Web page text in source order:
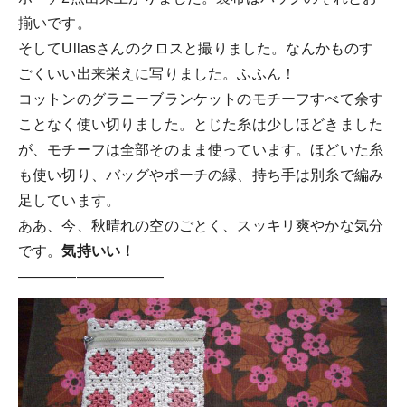
揃いです。
そしてUllasさんのクロスと撮りました。なんかものす
ごくいい出来栄えに写りました。ふふん！
コットンのグラニーブランケットのモチーフすべて余す
ことなく使い切りました。とじた糸は少しほどきました
が、モチーフは全部そのまま使っています。ほどいた糸
も使い切り、バッグやポーチの縁、持ち手は別糸で編み
足しています。
ああ、今、秋晴れの空のごとく、スッキリ爽やかな気分
です。気持いい！
——————————